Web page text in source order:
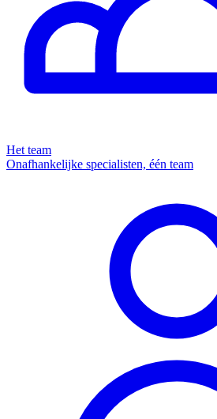
Het team
Onafhankelijke specialisten, één team